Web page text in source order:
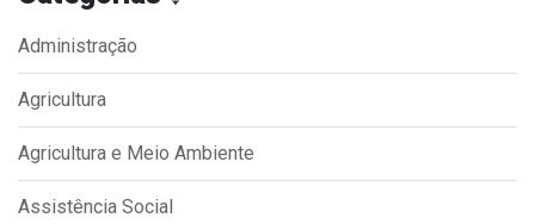
Administração
Agricultura
Agricultura e Meio Ambiente
Assistência Social